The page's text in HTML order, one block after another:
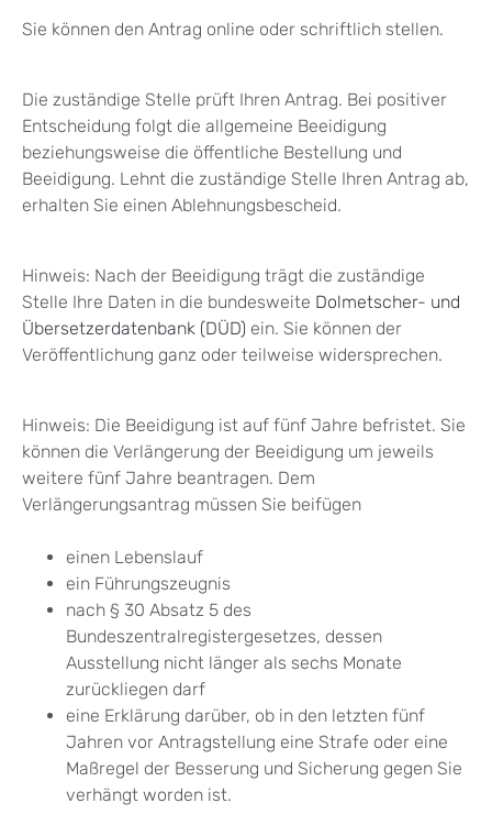
Sie können den Antrag online oder schriftlich stellen.
Die zuständige Stelle prüft Ihren Antrag. Bei positiver
Entscheidung folgt die allgemeine Beeidigung
beziehungsweise die öffentliche Bestellung und
Beeidigung. Lehnt die zuständige Stelle Ihren Antrag ab,
erhalten Sie einen Ablehnungsbescheid.
Hinweis: Nach der Beeidigung trägt die zuständige
Stelle Ihre Daten in die bundesweite Dolmetscher- und
Übersetzerdatenbank (DÜD) ein. Sie können der
Veröffentlichung ganz oder teilweise widersprechen.
Hinweis: Die Beeidigung ist auf fünf Jahre befristet. Sie
können die Verlängerung der Beeidigung um jeweils
weitere fünf Jahre beantragen. Dem
Verlängerungsantrag müssen Sie beifügen
einen Lebenslauf
ein Führungszeugnis
nach § 30 Absatz 5 des
Bundeszentralregistergesetzes, dessen
Ausstellung nicht länger als sechs Monate
zurückliegen darf
eine Erklärung darüber, ob in den letzten fünf
Jahren vor Antragstellung eine Strafe oder eine
Maßregel der Besserung und Sicherung gegen Sie
verhängt worden ist.